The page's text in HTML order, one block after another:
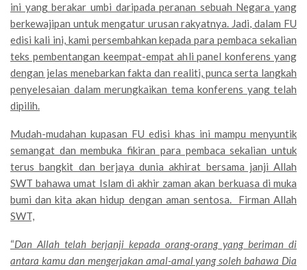
ini yang berakar umbi daripada peranan sebuah Negara yang
berkewajipan untuk mengatur urusan rakyatnya. Jadi, dalam FU
edisi kali ini, kami persembahkan kepada para pembaca sekalian
teks pembentangan keempat-empat ahli panel konferens yang
dengan jelas menebarkan fakta dan realiti, punca serta langkah
penyelesaian dalam merungkaikan tema konferens yang telah
dipilih.
Mudah-mudahan kupasan FU edisi khas ini mampu menyuntik
semangat dan membuka fikiran para pembaca sekalian untuk
terus bangkit dan berjaya dunia akhirat bersama janji Allah
SWT bahawa umat Islam di akhir zaman akan berkuasa di muka
bumi dan kita akan hidup dengan aman sentosa. Firman Allah
SWT,
“Dan Allah telah berjanji kepada orang-orang yang beriman di
antara kamu dan mengerjakan amal-amal yang soleh bahawa Dia